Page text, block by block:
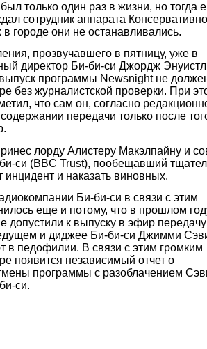
только один раз в жизни, но тогда
сотрудник аппарата
в городе они не останавливались.
прозвучавшего в пятницу, уже в
директор Би-би-си Джордж Энуистл
выпуск программы Newsnight не
без журналистской проверки. При
что сам он, согласно
передачи только после
лорду Алистеру Макэлпайну и
си (BBC Trust), пообещавший
инцидент и наказать виновных.
Би-би-си в связи с этим
еще и потому, что в прошлом
допустили к выпуску в эфир
и диджее Би-би-си Джимми
в педофилии. В связи с этим громким
появится независимый отчет о
программы с разоблачением
си.